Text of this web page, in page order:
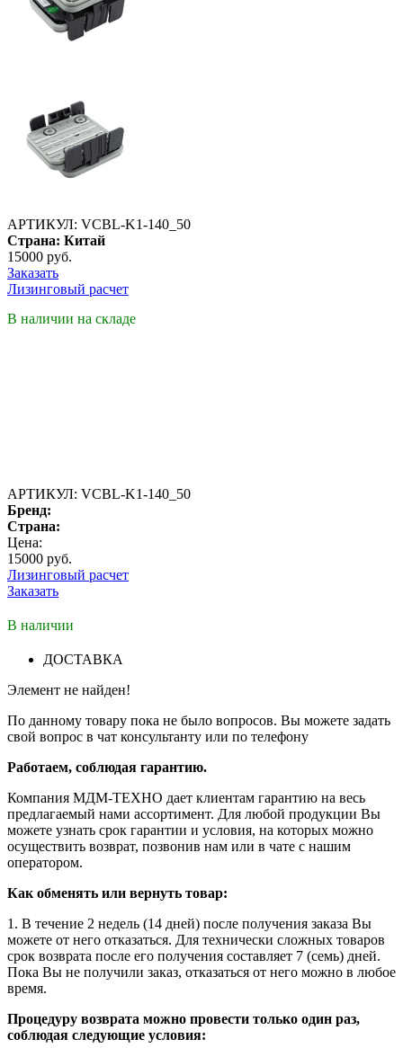
АРТИКУЛ: VCBL-K1-140_50
Страна: Китай
15000 руб.
Заказать
Лизинговый расчет
В наличии на складе
АРТИКУЛ: VCBL-K1-140_50
Бренд:
Страна:
Цена:
15000 руб.
Лизинговый расчет
Заказать
В наличии
ДОСТАВКА
Элемент не найден!
По данному товару пока не было вопросов. Вы можете задать
свой вопрос в чат консультанту или по телефону
Работаем, соблюдая гарантию.
Компания МДМ-ТЕХНО дает клиентам гарантию на весь
предлагаемый нами ассортимент. Для любой продукции Вы
можете узнать срок гарантии и условия, на которых можно
осуществить возврат, позвонив нам или в чате с нашим
оператором.
Как обменять или вернуть товар:
1. В течение 2 недель (14 дней) после получения заказа Вы
можете от него отказаться. Для технически сложных товаров
срок возврата после его получения составляет 7 (семь) дней.
Пока Вы не получили заказ, отказаться от него можно в любое
время.
Процедуру возврата можно провести только один раз,
соблюдая следующие условия: